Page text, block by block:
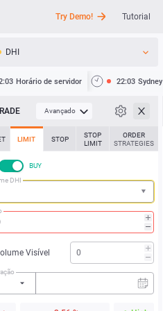
Try Demo! Tutorial
DHI
Horário de servidor 22:03 Sydney
Avançado
LIMIT STOP
STOP
LIMIT
ORDER
STRATEGIES
BUY
DHI
Visível